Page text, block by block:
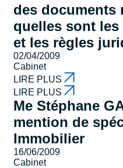
des documents
quelles sont
et les règles
02/04/2009
Cabinet
LIRE PLUS
LIRE PLUS
Me Stéphane
mention de
Immobilier
16/06/2009
Cabinet